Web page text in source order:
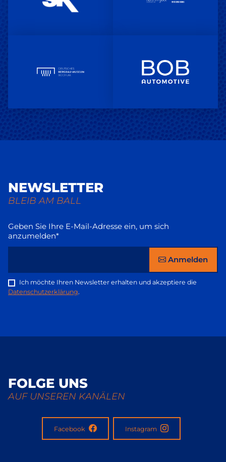
NEWSLETTER
BLEIB AM BALL
Geben Sie Ihre E-Mail-Adresse ein, um sich
anzumelden*
Anmelden
Ich möchte Ihren Newsletter erhalten und akzeptiere die
Datenschutzerklärung.
FOLGE UNS
AUF UNSEREN KANÄLEN
Facebook Instagram